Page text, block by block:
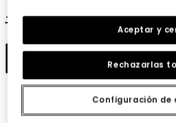
19,95 € 9,95 € 7,95 €
Afegir
Configuración de
Rechazarlas
Aceptar y